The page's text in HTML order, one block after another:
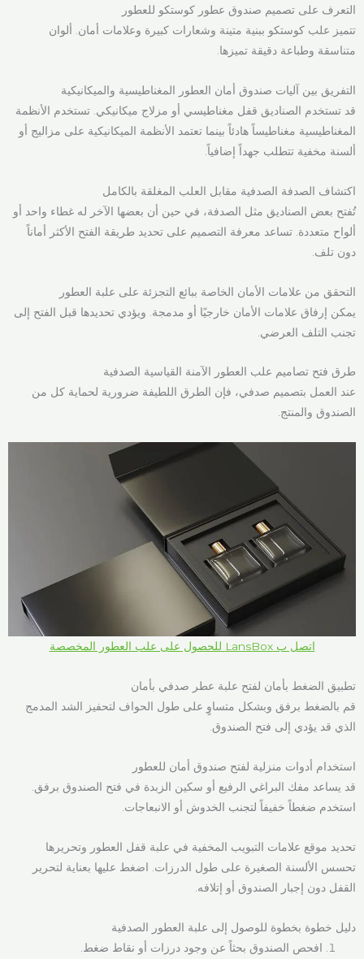
التعرف على تصميم صندوق عطور كوستكو للعطور
تتميز علب كوستكو ببنية متينة وشعارات كبيرة وعلامات أمان. ألوان
متناسقة وطباعة دقيقة تميزها.
التفريق بين آليات صندوق أمان العطور المغناطيسية والميكانيكية
قد تستخدم الصناديق قفل مغناطيسي أو مزلاج ميكانيكي. تستخدم الأنظمة
المغناطيسية مغناطيساً هادئاً بينما تعتمد الأنظمة الميكانيكية على مزاليج أو
ألسنة مخفية تتطلب جهداً إضافياً.
اكتشاف الصدفة الصدفية مقابل العلب المغلقة بالكامل
تُفتح بعض الصناديق مثل الصدفة، في حين أن بعضها الآخر له غطاء واحد أو
ألواح متعددة. تساعد معرفة التصميم على تحديد طريقة الفتح الأكثر أماناً
دون تلف.
التحقق من علامات الأمان الخاصة ببائع التجزئة على علبة العطور
يمكن إرفاق علامات الأمان خارجيًا أو مدمجة. ويؤدي تحديدها قبل الفتح إلى
تجنب التلف العرضي.
طرق فتح تصاميم علب العطور الآمنة القياسية الصدفية
عند العمل بتصميم صدفي، فإن الطرق اللطيفة ضرورية لحماية كل من
الصندوق والمنتج.
اتصل ب LansBox للحصول على علب العطور المخصصة
تطبيق الضغط بأمان لفتح علبة عطر صدفي بأمان
قم بالضغط برفق وبشكل متساوٍ على طول الحواف لتحفيز الشد المدمج
الذي قد يؤدي إلى فتح الصندوق.
استخدام أدوات منزلية لفتح صندوق أمان للعطور
قد يساعد مفك البراغي الرفيع أو سكين الزبدة في فتح الصندوق برفق.
استخدم ضغطاً خفيفاً لتجنب الخدوش أو الانبعاجات.
تحديد موقع علامات التبويب المخفية في علبة قفل العطور وتحريرها
تحسس الألسنة الصغيرة على طول الدرزات. اضغط عليها بعناية لتحرير
القفل دون إجبار الصندوق أو إتلافه.
دليل خطوة بخطوة للوصول إلى علبة العطور الصدفية
افحص الصندوق بحثاً عن وجود درزات أو نقاط ضغط.